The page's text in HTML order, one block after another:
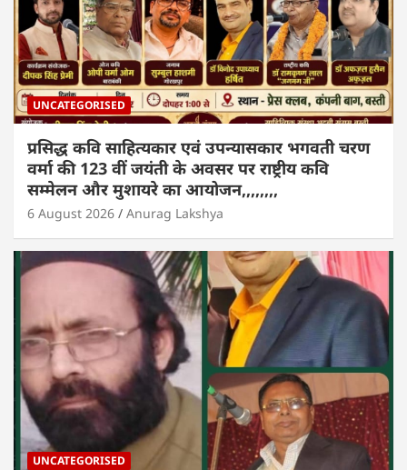
UNCATEGORISED
प्रसिद्ध कवि साहित्यकार एवं उपन्यासकार भगवती चरण
वर्मा की 123 वीं जयंती के अवसर पर राष्ट्रीय कवि
सम्मेलन और मुशायरे का आयोजन,,,,,,,,
6 August 2026 Anurag Lakshya
UNCATEGORISED